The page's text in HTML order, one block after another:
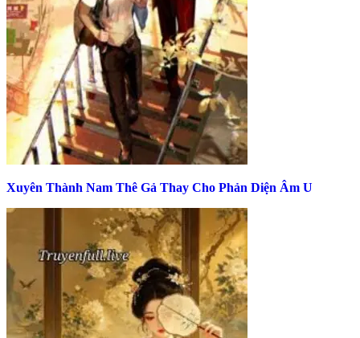
Xuyên Thành Nam Thê Gả Thay Cho Phản Diện Âm U